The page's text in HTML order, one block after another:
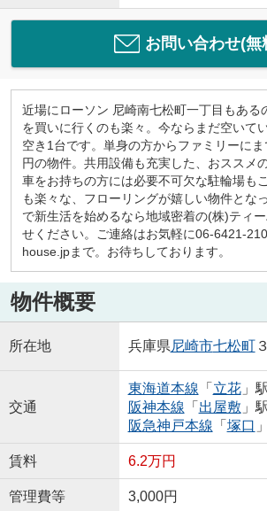
お問い合わせ(無
近場にローソン 尼崎南七松町一丁目もある
を買いに行くのも楽々。今ならまだ空いて
空き1台です。単身の方からファミリーに
円の物件。共用設備も充実した、おススメ
車をお持ちの方には必要不可欠な駐輪場も
も楽々な、フローリングが嬉しい物件とな
で新生活を始めるなら地域密着の(株)ティ
せください。ご連絡はお気軽に06-6421-
house.jpまで。お待ちしております。
物件概要
所在地 兵庫県尼崎市七松町
交通
東海道本線 「 立花」
阪神本線 「 出屋敷 」
阪急神戸本線 「 塚口
賃料 6.2万円
管理費等 3,000円